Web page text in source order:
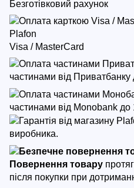
Безготівковий рахунок
Visa / MasterCard
частинами від Приватбанку
частинами від Monobank до
виробника.
Повернення товару
після покупки при